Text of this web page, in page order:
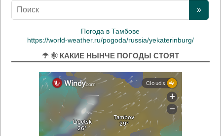
Погода в Тамбове
https://world-weather.ru/pogoda/russia/yekaterinburg/
☂ 🌞 КАКИЕ НЫНЧЕ ПОГОДЫ СТОЯТ